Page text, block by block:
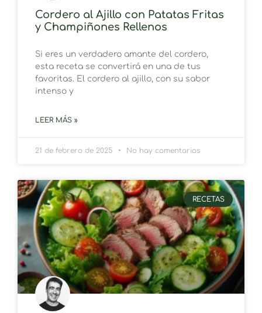
Cordero al Ajillo con Patatas Fritas
y Champiñones Rellenos
Si eres un verdadero amante del cordero,
esta receta se convertirá en una de tus
favoritas. El cordero al ajillo, con su sabor
intenso y
LEER MÁS »
21 de febrero de 2025 No hay comentarios
RECETAS